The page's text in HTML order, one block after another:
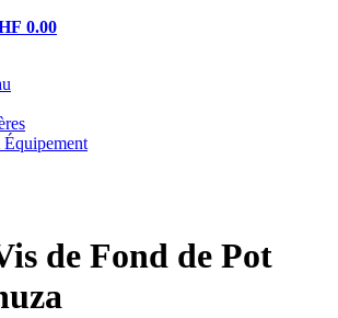
0.00
de Fond de Pot